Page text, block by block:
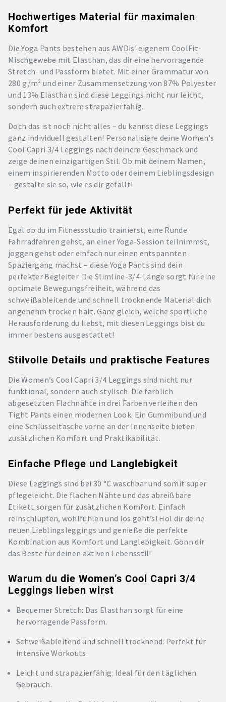
Hochwertiges Material für maximalen
Komfort
Die Yoga Pants bestehen aus AWDis' eigenem CoolFit-
Mischgewebe mit Elasthan, das dir eine hervorragende
Stretch- und Passform bietet. Mit einer Grammatur von
280 g/m² und einer Zusammensetzung von 87% Polyester
und 13% Elasthan sind diese Leggings nicht nur leicht,
sondern auch extrem strapazierfähig.
Doch das ist noch nicht alles – du kannst diese Leggings
ganz individuell gestalten! Personalisiere deine Women’s
Cool Capri 3/4 Leggings nach deinem Geschmack und
zeige deinen einzigartigen Stil. Ob mit deinem Namen,
einem inspirierenden Motto oder deinem Lieblingsdesign
– gestalte sie so, wie es dir gefällt!
Perfekt für jede Aktivität
Egal ob du im Fitnessstudio trainierst, eine Runde
Fahrradfahren gehst, an einer Yoga-Session teilnimmst,
joggen gehst oder einfach nur einen entspannten
Spaziergang machst – diese Yoga Pants sind dein
perfekter Begleiter. Die Slimline-3/4-Länge sorgt für eine
optimale Bewegungsfreiheit, während das
schweißableitende und schnell trocknende Material dich
angenehm trocken hält. Ganz gleich, welche sportliche
Herausforderung du liebst, mit diesen Leggings bist du
immer bestens ausgestattet!
Stilvolle Details und praktische Features
Die Women’s Cool Capri 3/4 Leggings sind nicht nur
funktional, sondern auch stylisch. Die farblich
abgesetzten Flachnähte in drei Farben verleihen den
Tight Pants einen modernen Look. Ein Gummibund und
eine Schlüsseltasche vorne an der Innenseite bieten
zusätzlichen Komfort und Praktikabilität.
Einfache Pflege und Langlebigkeit
Diese Leggings sind bei 30 °C waschbar und somit super
pflegeleicht. Die flachen Nähte und das abreißbare
Etikett sorgen für zusätzlichen Komfort. Einfach
reinschlüpfen, wohlfühlen und los geht’s! Hol dir deine
neuen Lieblingsleggings und genieße die perfekte
Kombination aus Komfort und Langlebigkeit. Gönn dir
das Beste für deinen aktiven Lebensstil!
Warum du die Women’s Cool Capri 3/4
Leggings lieben wirst
Bequemer Stretch: Das Elasthan sorgt für eine
hervorragende Passform.
Schweißableitend und schnell trocknend: Perfekt für
intensive Workouts.
Leicht und strapazierfähig: Ideal für den täglichen
Gebrauch.